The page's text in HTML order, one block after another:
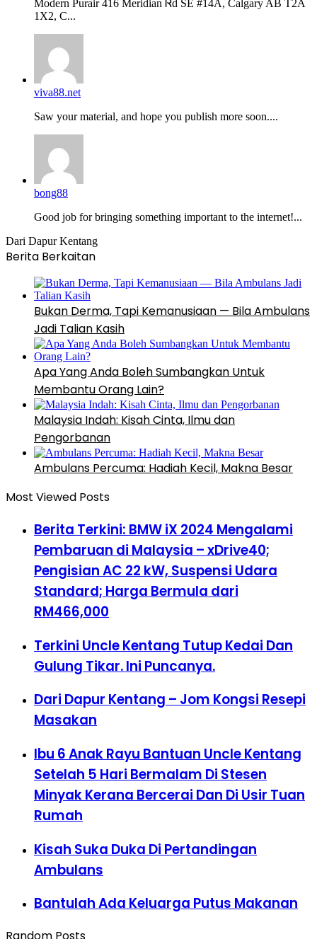
Modern Purair 416 Meridian Ꮢd ЅE #14A, Calgary AB T2A
1X2, C...
viva88.net
Saw your material, and hope you publish more soon....
bong88
Good job for bringing something important to the internet!...
Dari Dapur Kentang
Berita Berkaitan
Bukan Derma, Tapi Kemanusiaan — Bila Ambulans
Jadi Talian Kasih
Apa Yang Anda Boleh Sumbangkan Untuk
Membantu Orang Lain?
Malaysia Indah: Kisah Cinta, Ilmu dan
Pengorbanan
Ambulans Percuma: Hadiah Kecil, Makna Besar
Most Viewed Posts
Berita Terkini: BMW iX 2024 Mengalami
Pembaruan di Malaysia – xDrive40;
Pengisian AC 22 kW, Suspensi Udara
Standard; Harga Bermula dari
RM466,000
Terkini Uncle Kentang Tutup Kedai Dan
Gulung Tikar. Ini Puncanya.
Dari Dapur Kentang – Jom Kongsi Resepi
Masakan
Ibu 6 Anak Rayu Bantuan Uncle Kentang
Setelah 5 Hari Bermalam Di Stesen
Minyak Kerana Bercerai Dan Di Usir Tuan
Rumah
Kisah Suka Duka Di Pertandingan
Ambulans
Bantulah Ada Keluarga Putus Makanan